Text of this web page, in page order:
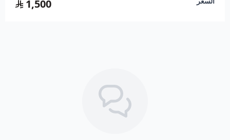
1,500